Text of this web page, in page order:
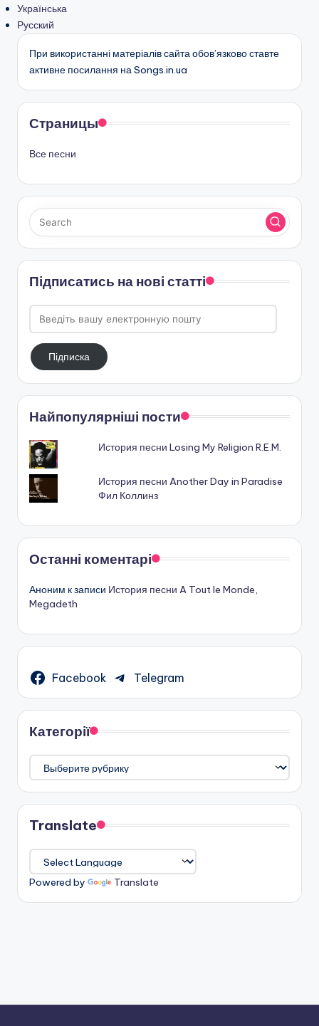
Українська
Русский
При використанні матеріалів сайта обов’язково ставте
активне посилання на Songs.in.ua
Страницы
Все песни
Підписатись на нові статті
Введіть
вашу
електронную
поштуПідписка
Найпопулярніші пости
История песни Losing My Religion R.E.M.
История песни Another Day in Paradise
Фил Коллинз
Останні коментарі
Аноним к записи История песни A Tout le Monde,
Megadeth
Facebook Telegram
Категорії
Категорії
Translate
Powered by Translate